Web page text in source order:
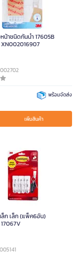
น้าชนิดกันน้ำ 17605B
พร้อมจัดส่ง
เพิ่มสินค้า
ก เล็ก (แพ็ค6อัน)